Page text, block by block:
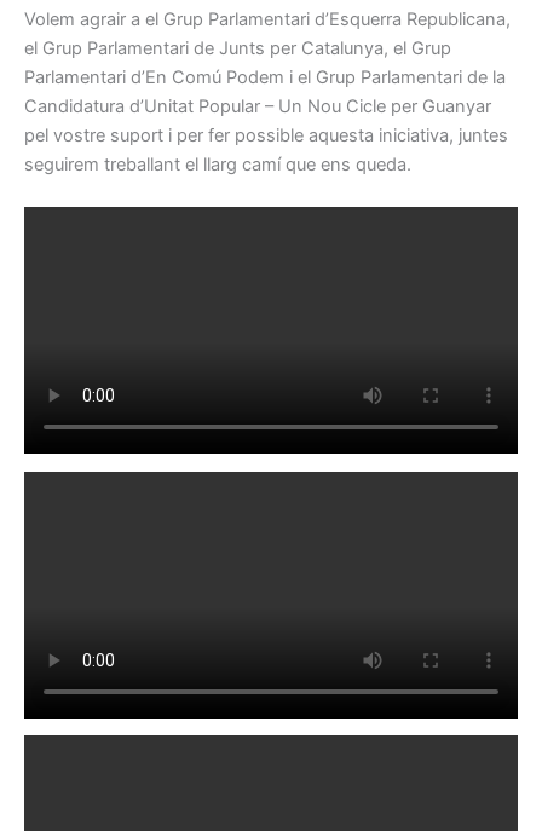
Volem agrair a el Grup Parlamentari d’Esquerra Republicana,
el Grup Parlamentari de Junts per Catalunya, el Grup
Parlamentari d’En Comú Podem i el Grup Parlamentari de la
Candidatura d’Unitat Popular – Un Nou Cicle per Guanyar
pel vostre suport i per fer possible aquesta iniciativa, juntes
seguirem treballant el llarg camí que ens queda.